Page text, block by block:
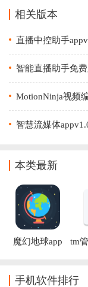
相关版本
直播中控助手
智能直播助手免
MotionNinja视频
智慧流媒体
本类最新
魔幻地球app
tm
手机软件排行